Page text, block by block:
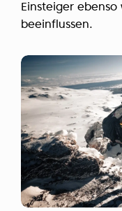
Einsteiger
beeinflussen.